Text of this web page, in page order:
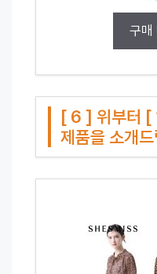
구매
[ 6 ] 위부터 [
제품을 소개